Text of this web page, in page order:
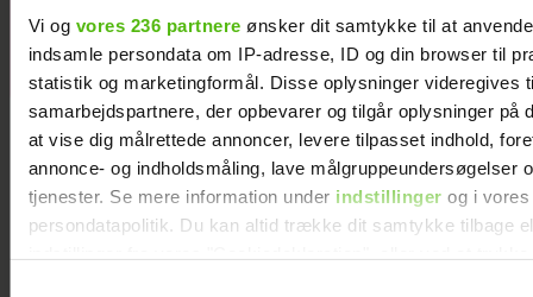
Vi og vores 236 partnere ønsker dit samtykke til at
indsamle persondata om IP-adresse, ID og din browser til
statistik og marketingformål. Disse oplysninger videregives
samarbejdspartnere, der opbevarer og tilgår oplysninger på
at vise dig målrettede annoncer, levere tilpasset indhold,
annonce- og indholdsmåling, lave målgruppeundersøgelser
tjenester. Se mere information under indstillinger og i vores
persondatapolitik. Du kan altid trække dit samtykke tilbage